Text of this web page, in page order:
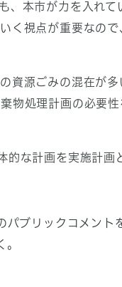
、本市が力を入れて
く視点が重要なの
資源ごみの混在が多
物処理計画の必要性
な計画を実施計画
ブリックコメント